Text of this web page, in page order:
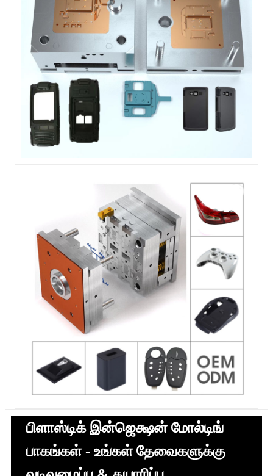
பிளாஸ்டிக் இன்ஜெக்ஷன் மோல்டிங்
பாகங்கள் - உங்கள் தேவைகளுக்கு